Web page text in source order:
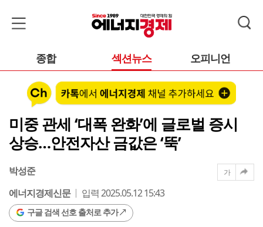
종합 섹션뉴스 오피니언
미중 관세 ‘대폭 완화’에 글로벌 증시
상승…안전자산 금값은 ‘뚝’
박성준
에너지경제신문
입력 2025.05.12 15:43
구글 검색 선호 출처로 추가
가